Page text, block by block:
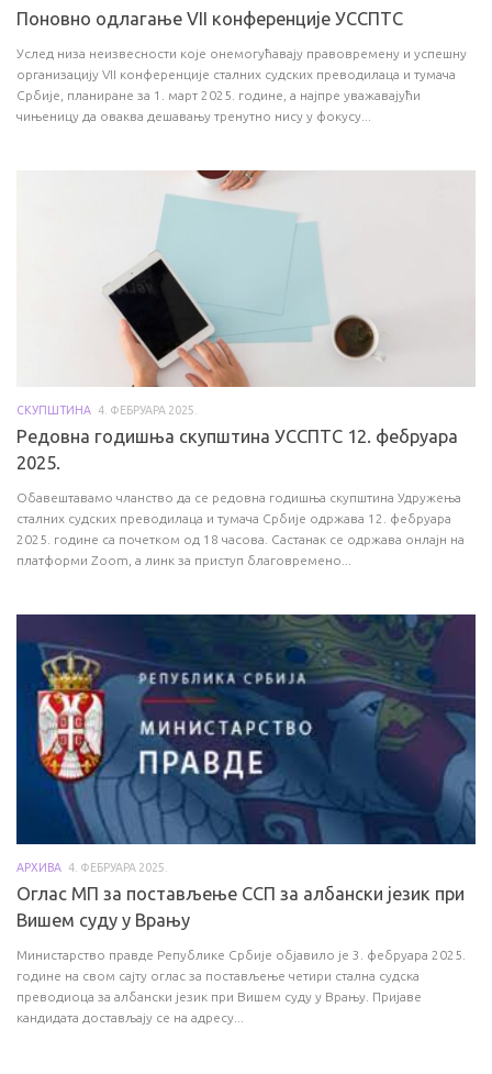
Поновно одлагање VII конференције УССПТС
Услед низа неизвесности које онемогућавају правовремену и успешну
организацију VII конференције сталних судских преводилаца и тумача
Србије, планиране за 1. март 2025. године, а најпре уважавајући
чињеницу да оваква дешавању тренутно нису у фокусу...
СКУПШТИНА 4. ФЕБРУАРА 2025.
Редовна годишња скупштина УССПТС 12. фебруара
2025.
Обавештавамо чланство да се редовна годишња скупштина Удружења
сталних судских преводилаца и тумача Србије одржава 12. фебруара
2025. године са почетком од 18 часова. Састанак се одржава онлајн на
платформи Zoom, а линк за приступ благовремено...
АРХИВА 4. ФЕБРУАРА 2025.
Оглас МП за постављење ССП за албански језик при
Вишем суду у Врању
Министарство правде Републике Србије објавило је 3. фебруара 2025.
године на свом сајту оглас за постављење четири стална судска
преводиоца за албански језик при Вишем суду у Врању. Пријаве
кандидата достављају се на адресу...